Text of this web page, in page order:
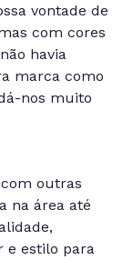
vontade de
com cores
havia
marca como
nos muito
outras
na área até
e estilo para